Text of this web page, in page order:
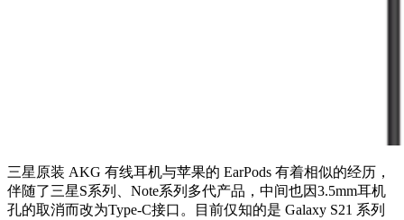
三星原装 AKG 有线耳机与苹果的 EarPods 有着相似的经历，
伴随了三星S系列、Note系列多代产品，中间也因3.5mm耳机
孔的取消而改为Type-C接口。目前仅知的是 Galaxy S21 系列